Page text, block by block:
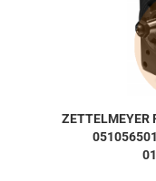
ZETTELMEYER